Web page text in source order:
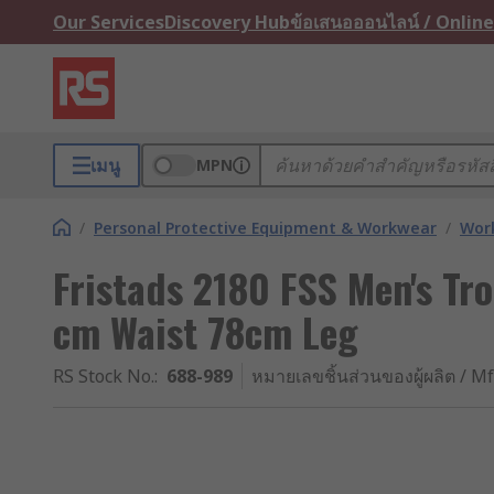
Our ServicesDiscovery Hubข้อเสนอออนไลน์ /
เมนู MPN
/ Personal Protective Equipment & Workwear /
Fristads 2180 FSS Men's
cm Waist 78cm Leg
RS Stock No.: 688-989 หมายเลขชิ้นส่วนของผู้ผลิต /